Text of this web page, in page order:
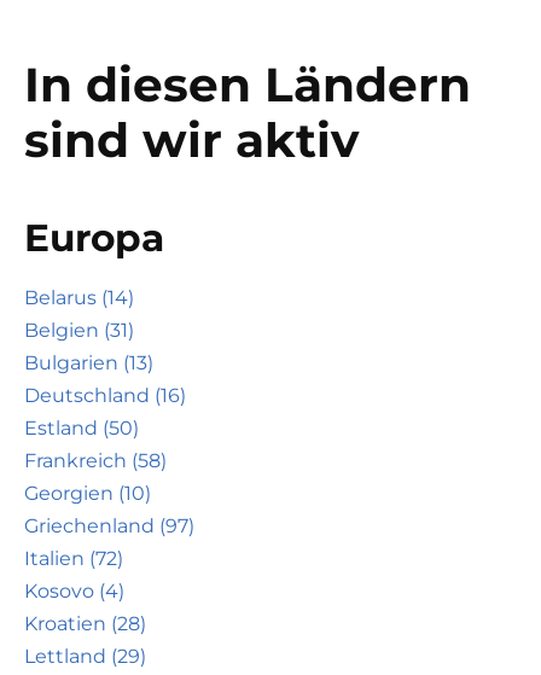
In diesen Ländern
sind wir aktiv
Europa
Belarus (14)
Belgien (31)
Bulgarien (13)
Deutschland (16)
Estland (50)
Frankreich (58)
Georgien (10)
Griechenland (97)
Italien (72)
Kosovo (4)
Kroatien (28)
Lettland (29)